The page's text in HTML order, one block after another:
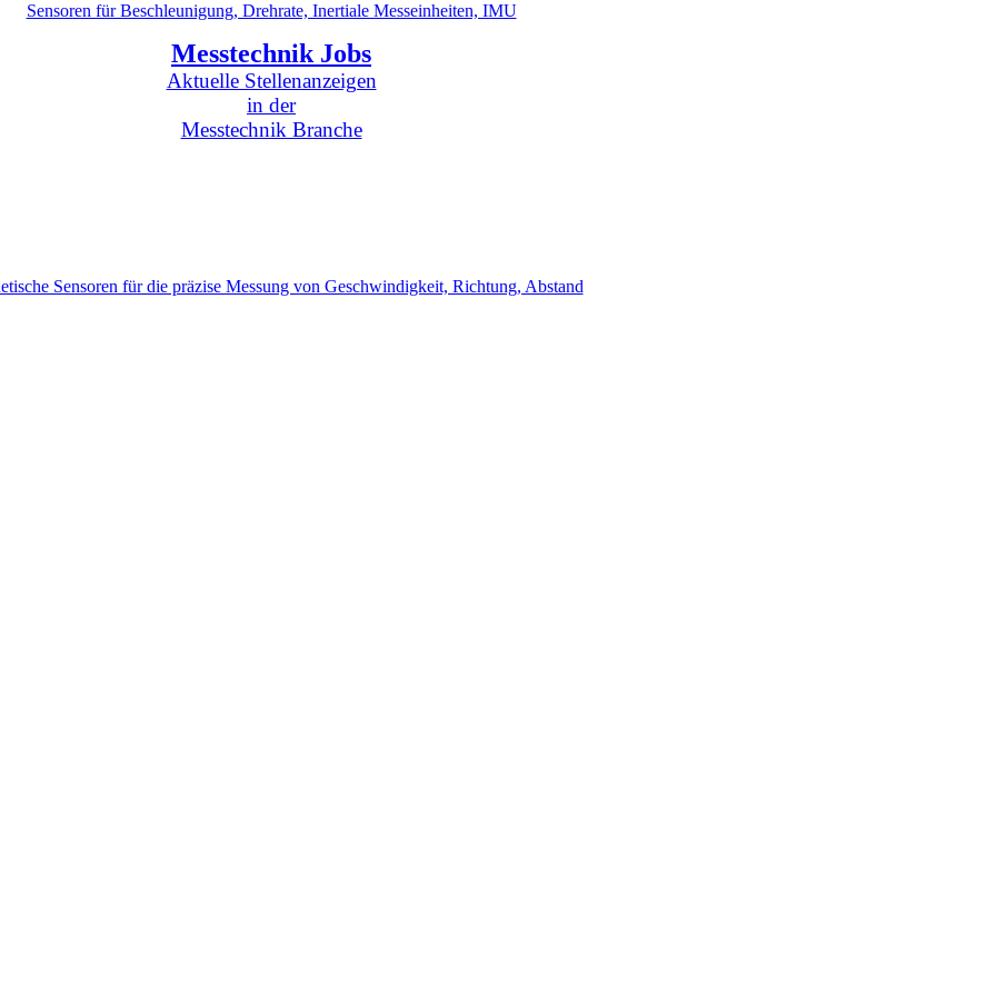
Sensoren für Beschleunigung, Drehrate, Inertiale Messeinheiten, IMU
Messtechnik Jobs
Aktuelle Stellenanzeigen
in der
Messtechnik Branche
Sensoren für die präzise Messung von Geschwindigkeit, Richtung, Abstand